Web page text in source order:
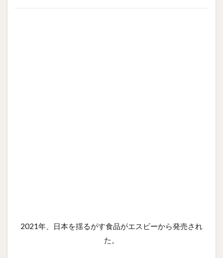
2021年、日本を揺るがす食品がエスビーから発売され
た。